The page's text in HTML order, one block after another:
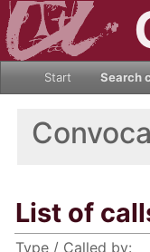
Start Search
List of
Type / Called by: